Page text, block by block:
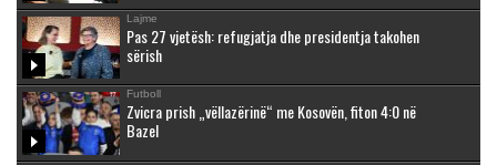
Lajme
Pas 27 vjetësh: refugjatja dhe presidentja takohen
sërish
Futboll
Zvicra prish „vëllazërinë“ me Kosovën, fiton 4:0 në
Bazel